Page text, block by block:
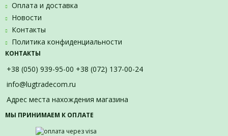
Оплата и доставка
Новости
Контакты
Политика конфиденциальности
КОНТАКТЫ
+38 (050) 939-95-00 +38 (072) 137-00-24
info@lugtradecom.ru
Адрес места нахождения магазина
МЫ ПРИНИМАЕМ К ОПЛАТЕ